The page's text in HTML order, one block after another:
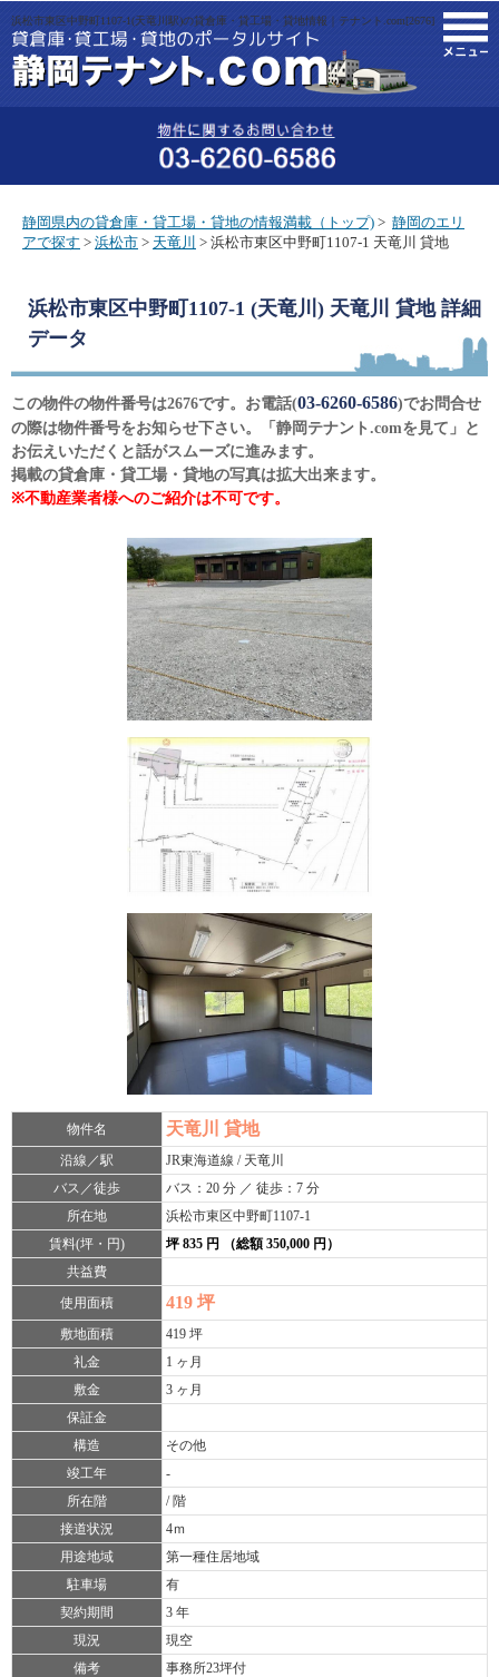
浜松市東区中野町1107-1(天竜川駅)の貸倉庫・貸工場・貸地情報｜テナント.com[2676]
静岡県内の貸倉庫・貸工場・貸地の情報満載（トップ) > 静岡のエリ
アで探す > 浜松市 > 天竜川 > 浜松市東区中野町1107-1 天竜川 貸地
浜松市東区中野町1107-1 (天竜川) 天竜川 貸地詳細
データ
この物件の物件番号は2676です。お電話(03-6260-6586)でお問合せ
の際は物件番号をお知らせ下さい。「静岡テナント.comを見て」と
お伝えいただくと話がスムーズに進みます。
掲載の貸倉庫・貸工場・貸地の写真は拡大出来ます。
※不動産業者様へのご紹介は不可です。
物件名 天竜川 貸地
沿線／駅
JR東海道線 / 天竜川
バス／徒歩
バス：20 分 ／ 徒歩：7 分
所在地
浜松市東区中野町1107-1
賃料(坪・円)
坪 835 円 （総額 350,000 円）
共益費
使用面積
419 坪
敷地面積
419 坪
礼金
1 ヶ月
敷金
3 ヶ月
保証金
構造
その他
竣工年
-
所在階
/ 階
接道状況
4ｍ
用途地域
第一種住居地域
駐車場
有
契約期間
3 年
現況
現空
備考
事務所23坪付